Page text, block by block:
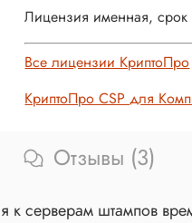
Лицензия именная, срок
Все лицензии КриптоПро
КриптоПро CSP для
Отзывы (3)
серверам штампов